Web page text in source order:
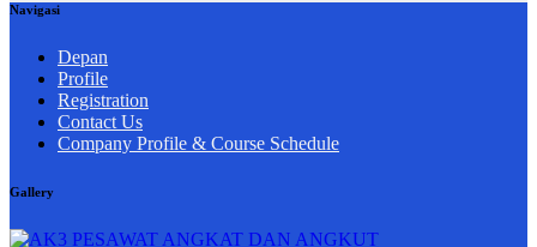
Navigasi
Depan
Profile
Registration
Contact Us
Company Profile & Course Schedule
Gallery